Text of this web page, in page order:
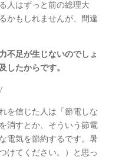
人はずっと前の総理大
かもしれませんが、間違
不足が生じないのでしょ
したからです。
を信じた人は「節電しな
消すとか、そういう節電
電気を節約するです。暑
けてください。）と思っ